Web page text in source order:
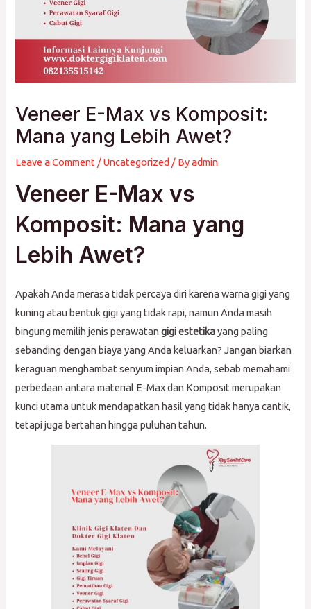
Veneer E-Max vs Komposit:
Mana yang Lebih Awet?
Leave a Comment /Uncategorized / Byadmin
Veneer E-Max vs
Komposit: Mana yang
Lebih Awet?
Apakah Anda merasa tidak percaya diri karena warna gigi yang
kuning atau bentuk gigi yang tidak rapi, namun Anda masih
bingung memilih jenis perawatangigi estetikayang paling
sebanding dengan biaya yang Anda keluarkan? Jangan biarkan
keraguan menghambat senyum impian Anda, sebab memahami
perbedaan antara material E-Max dan Komposit merupakan
kunci utama untuk mendapatkan hasil yang tidak hanya cantik,
tetapi juga bertahan hingga puluhan tahun.